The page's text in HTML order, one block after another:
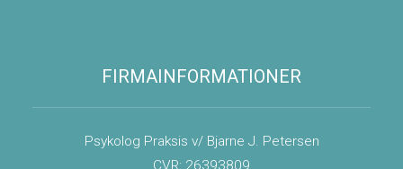
FIRMAINFORMATIONER​
Psykolog Praksis v/ Bjarne J. Petersen
CVR: 26393809